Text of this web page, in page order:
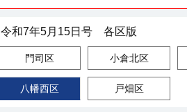
令和7年5月15日号 各区版
門司区 小倉北区
八幡西区 戸畑区